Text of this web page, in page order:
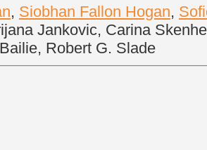
, Siobhan Fallon Hogan,
Jankovic, Carina
Robert G. Slade